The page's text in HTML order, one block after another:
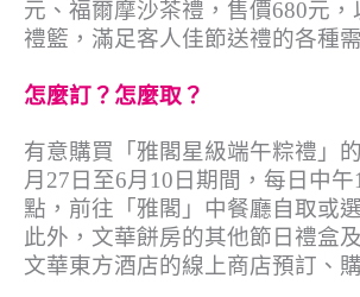
元、福爾摩沙茶禮，售價680元
禮籃，滿足客人佳節送禮的各種需
怎麼訂？怎麼取？
有意購買「雅閣星級端午粽禮」
月27日至6月10日期間，每日中
點，前往「雅閣」中餐廳自取或
此外，文華餅房的其他節日禮盒
文華東方酒店的線上商店預訂、